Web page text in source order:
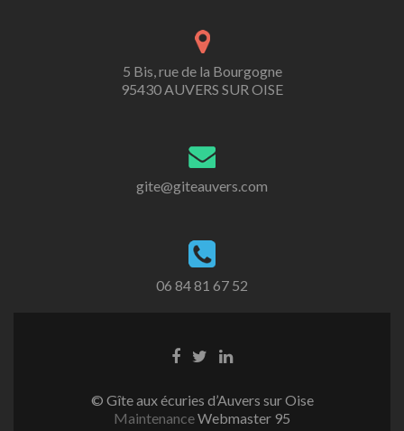
5 Bis, rue de la Bourgogne
95430 AUVERS SUR OISE
gite@giteauvers.com
06 84 81 67 52
LienLien
Lien
© Gîte aux écuries d’Auvers sur Oise
MaintenanceWebmaster 95